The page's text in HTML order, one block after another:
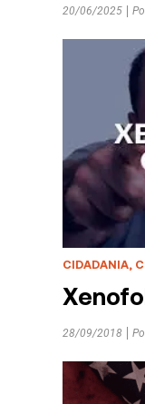
20/06/2025
CIDADANIA,
28/09/2018